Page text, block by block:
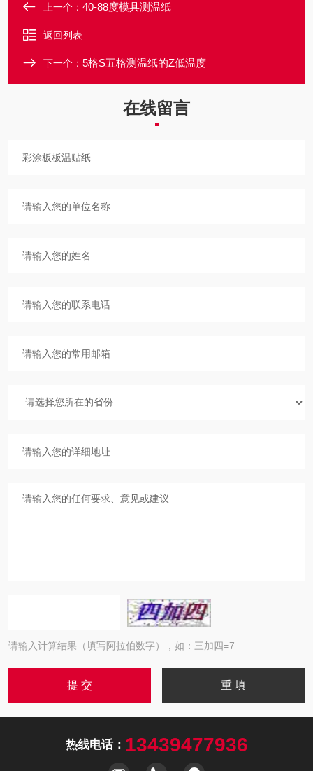
上一个： 40-88度模具测温纸
返回列表
下一个： 5格S五格测温纸的Z低温度
在线留言
请输入计算结果（填写阿拉伯数字），如：三加四=7
热线电话： 13439477936